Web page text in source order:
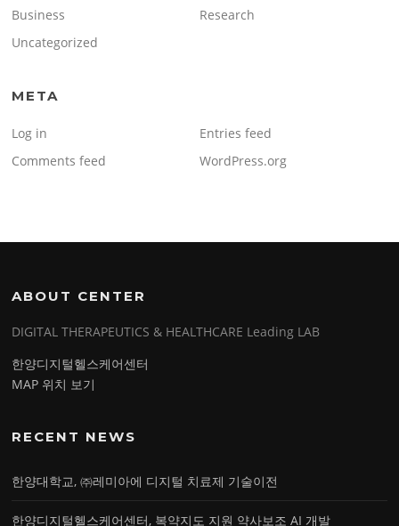
Business
Research
Uncategorized
META
Log in
Entries feed
Comments feed
WordPress.org
ABOUT CENTER
DIGITAL THERAPEUTICS & HEALTHCARE Leading LAB
한양디지털헬스케어센터
MAP 위치 보기
RECENT NEWS
한양대학교, ㈜레미아에 디지털 치료제 기술이전
한양디지털헬스케어센터, 복약지도 지원 약사보조 AI 개발